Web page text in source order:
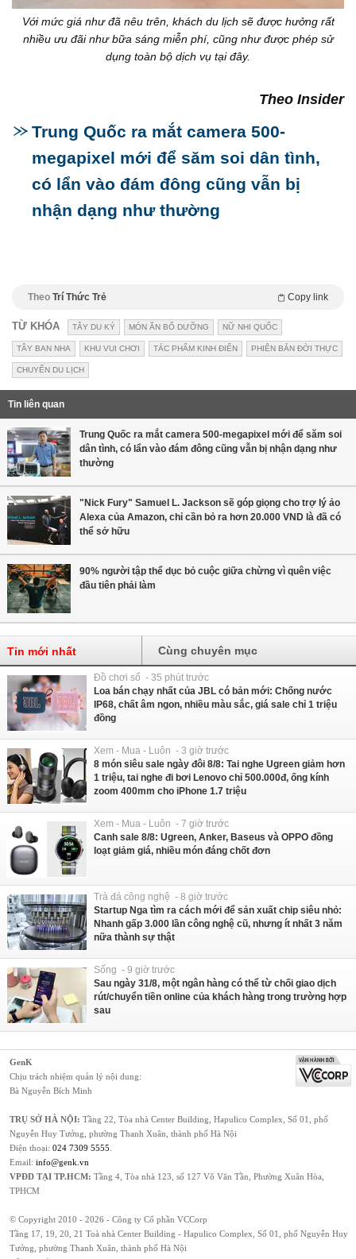
Với mức giá như đã nêu trên, khách du lịch sẽ được hưởng rất
nhiều ưu đãi như bữa sáng miễn phí, cũng như được phép sử
dụng toàn bộ dịch vụ tại đây.
Theo Insider
Trung Quốc ra mắt camera 500-
megapixel mới để săm soi dân tình,
có lẩn vào đám đông cũng vẫn bị
nhận dạng như thường
Theo Trí Thức Trẻ Copy link
TỪ KHÓA TÂY DU KÝ MÓN ĂN BỔ DƯỠNG NỮ NHI QUỐC
TÂY BAN NHA KHU VUI CHƠI TÁC PHẨM KINH ĐIỂN PHIÊN BẢN ĐỜI THỰC
CHUYẾN DU LỊCH
Tin liên quan
Trung Quốc ra mắt camera 500-megapixel mới để săm soi
dân tình, có lẩn vào đám đông cũng vẫn bị nhận dạng như
thường
"Nick Fury" Samuel L. Jackson sẽ góp giọng cho trợ lý ảo
Alexa của Amazon, chỉ cần bỏ ra hơn 20.000 VND là đã có
thể sở hữu
90% người tập thể dục bỏ cuộc giữa chừng vì quên việc
đầu tiên phải làm
Tin mới nhất Cùng chuyên mục
Đồ chơi số - 35 phút trước
Loa bán chạy nhất của JBL có bản mới: Chống nước
IP68, chất âm ngon, nhiều màu sắc, giá sale chỉ 1 triệu
đồng
Xem - Mua - Luôn - 3 giờ trước
8 món siêu sale ngày đôi 8/8: Tai nghe Ugreen giảm hơn
1 triệu, tai nghe đi bơi Lenovo chỉ 500.000đ, ống kính
zoom 400mm cho iPhone 1.7 triệu
Xem - Mua - Luôn - 7 giờ trước
Canh sale 8/8: Ugreen, Anker, Baseus và OPPO đồng
loạt giảm giá, nhiều món đáng chốt đơn
Trà đá công nghệ - 8 giờ trước
Startup Nga tìm ra cách mới để sản xuất chip siêu nhỏ:
Nhanh gấp 3.000 lần công nghệ cũ, nhưng ít nhất 3 năm
nữa thành sự thật
Sống - 9 giờ trước
Sau ngày 31/8, một ngân hàng có thể từ chối giao dịch
rút/chuyển tiền online của khách hàng trong trường hợp
sau
GenK
Chịu trách nhiệm quản lý nội dung:
Bà Nguyễn Bích Minh
TRỤ SỞ HÀ NỘI: Tầng 22, Tòa nhà Center Building, Hapulico Complex, Số 01, phố
Nguyễn Huy Tưởng, phường Thanh Xuân, thành phố Hà Nội
Điện thoại: 024 7309 5555
Email: info@genk.vn
VPĐD TẠI TP.HCM: Tầng 4, Tòa nhà 123, số 127 Võ Văn Tần, Phường Xuân Hòa,
TPHCM
© Copyright 2010 - 2026 - Công ty Cổ phần VCCorp
Tầng 17, 19, 20, 21 Toà nhà Center Building - Hapulico Complex, Số 01, phố Nguyễn Huy
Tưởng, phường Thanh Xuân, thành phố Hà Nội